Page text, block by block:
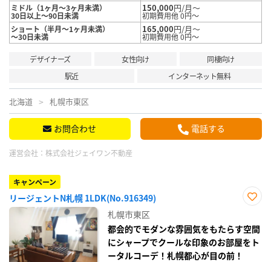
ミドル（1ヶ月～3ヶ月未満）
30日以上～90日未満
150,000円/月～
初期費用他 0円～
ショート（半月～1ヶ月未満）
～30日未満
165,000円/月～
初期費用他 0円～
デザイナーズ 女性向け
同棲向け
駅近
インターネット無料
北海道 札幌市東区
お問合わせ 電話する
運営会社： 株式会社ジェイワン不動産
キャンペーン
リージェントN札幌 1LDK(No.916349)
り登
録
札幌市東区
都会的でモダンな雰囲気をもたらす空間
にシャープでクールな印象のお部屋をト
ータルコーデ！札幌都心が目の前！